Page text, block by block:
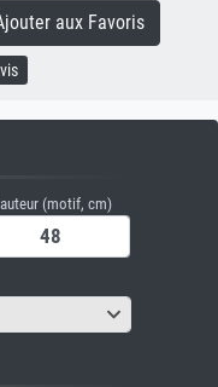
aux Favoris
(motif, cm)